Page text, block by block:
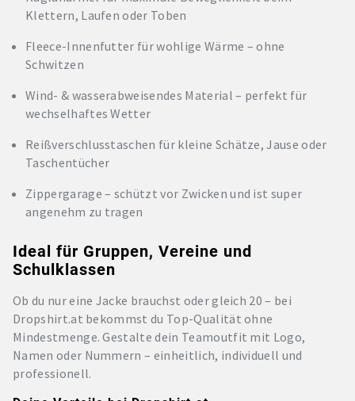
Klettern, Laufen oder Toben
Fleece-Innenfutter für wohlige Wärme – ohne
Schwitzen
Wind- & wasserabweisendes Material – perfekt für
wechselhaftes Wetter
Reißverschlusstaschen für kleine Schätze, Jause oder
Taschentücher
Zippergarage – schützt vor Zwicken und ist super
angenehm zu tragen
Ideal für Gruppen, Vereine und
Schulklassen
Ob du nur eine Jacke brauchst oder gleich 20 – bei
Dropshirt.at bekommst du Top-Qualität ohne
Mindestmenge. Gestalte dein Teamoutfit mit Logo,
Namen oder Nummern – einheitlich, individuell und
professionell.